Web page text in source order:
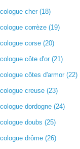
cher (18)
corrèze (19)
corse (20)
côte d'or (21)
côtes d'armor (22)
creuse (23)
dordogne (24)
doubs (25)
drôme (26)